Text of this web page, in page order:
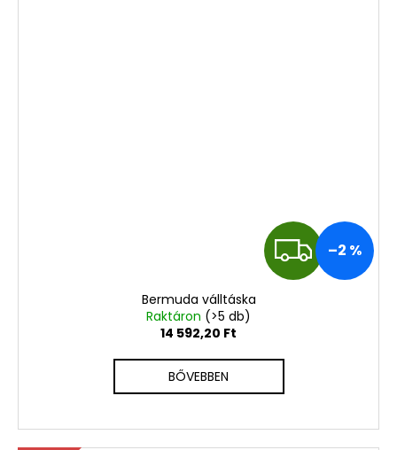
I
N
N
–2 %
Bermuda válltáska
Raktáron (>5 db)
14 592,20 Ft
BŐVEBBEN